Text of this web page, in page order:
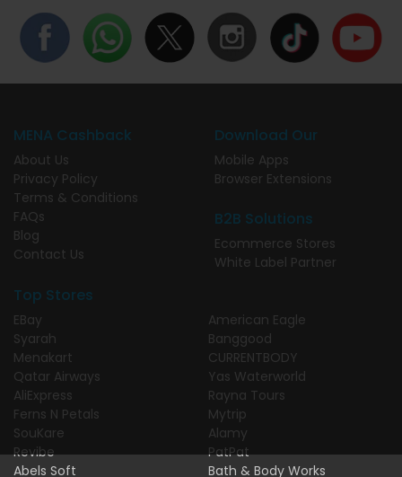
MENA Cashback
About Us
Privacy Policy
Terms & Conditions
FAQs
Blog
Contact Us
Download Our
Mobile Apps
Browser Extensions
B2B Solutions
Ecommerce Stores
White Label Partner
Top Stores
EBay
Syarah
Menakart
Qatar Airways
AliExpress
Ferns N Petals
SouKare
Revibe
Abels Soft
American Eagle
Banggood
CURRENTBODY
Yas Waterworld
Rayna Tours
Mytrip
Alamy
PatPat
Bath & Body Works